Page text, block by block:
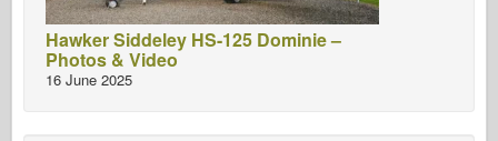
Hawker Siddeley HS-125 Dominie –
Photos & Video
16 June 2025